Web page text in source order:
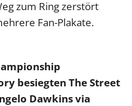
zum Ring zerstört
Fan-Plakate.
besiegten The Street
Dawkins via